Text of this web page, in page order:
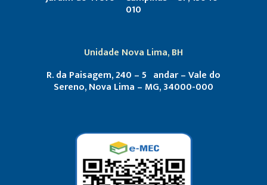
010
Unidade Nova Lima, BH
R. da Paisagem, 240 – 5º andar – Vale do
Sereno, Nova Lima – MG, 34000-000